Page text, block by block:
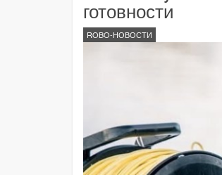
готовности
ROBO-НОВОСТИ